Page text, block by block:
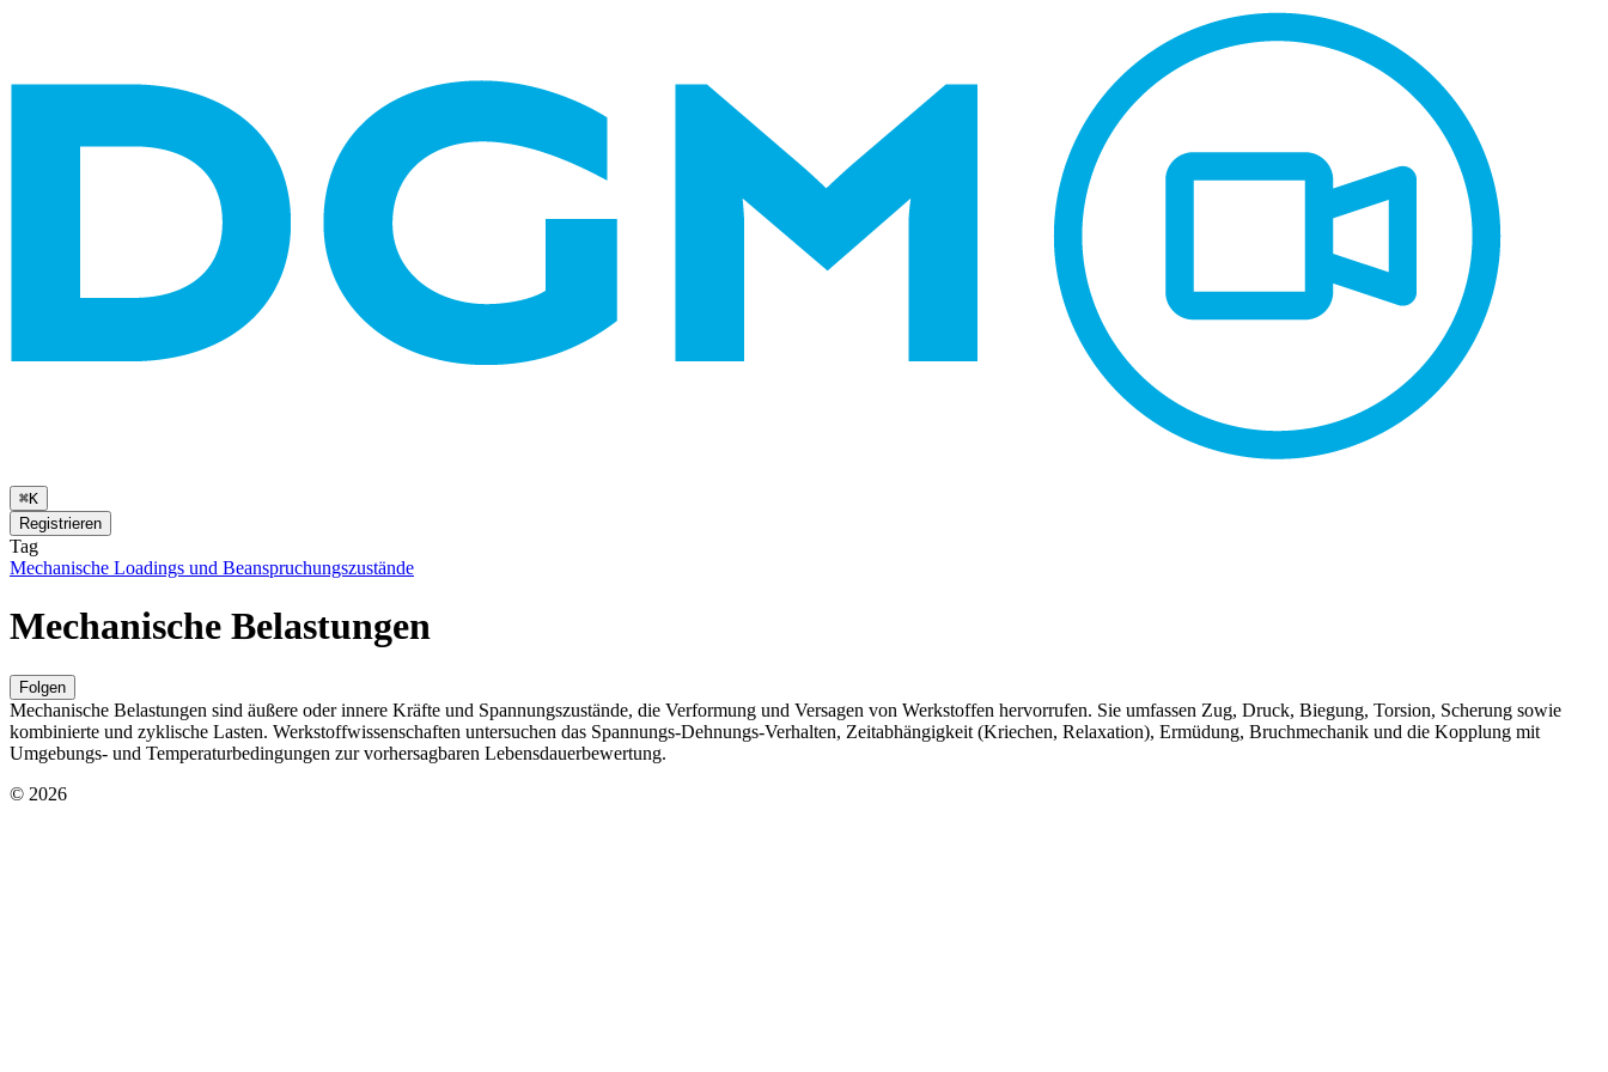
⌘K
Registrieren
Tag
Mechanische Loadings und Beanspruchungszustände
Mechanische Belastungen
Folgen
Mechanische Belastungen sind äußere oder innere Kräfte und Spannungszustände, die Verformung und Versagen von Werkstoffen hervorrufen. Sie umfassen Zug, Druck, Biegung, Torsion, Scherung sowie
kombinierte und zyklische Lasten. Werkstoffwissenschaften untersuchen das Spannungs-Dehnungs-Verhalten, Zeitabhängigkeit (Kriechen, Relaxation), Ermüdung, Bruchmechanik und die Kopplung mit
Umgebungs- und Temperaturbedingungen zur vorhersagbaren Lebensdauerbewertung.
© 2026